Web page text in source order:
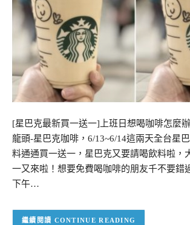
[星巴克最新買一送一]上班日想喝咖啡怎麼
龍頭-星巴克咖啡，6/13~6/14這兩天全台星
料通通買一送一，星巴克又要請喝飲料啦，
一又來啦！想要免費喝咖啡的朋友千不要錯
下午…
CONTINUE READING